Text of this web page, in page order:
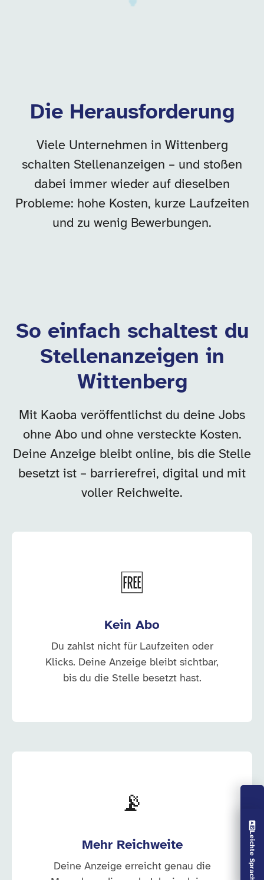
Vorlesen aus
Leichte Sprache aus
Die Herausforderung
Viele Unternehmen in Wittenberg
schalten Stellenanzeigen – und stoßen
dabei immer wieder auf dieselben
Probleme: hohe Kosten, kurze Laufzeiten
und zu wenig Bewerbungen.
So einfach schaltest du
Stellenanzeigen in
Wittenberg
Mit Kaoba veröffentlichst du deine Jobs
ohne Abo und ohne versteckte Kosten.
Deine Anzeige bleibt online, bis die Stelle
besetzt ist – barrierefrei, digital und mit
voller Reichweite.
🆓
Kein Abo
Du zahlst nicht für Laufzeiten oder
Klicks. Deine Anzeige bleibt sichtbar,
bis du die Stelle besetzt hast.
📡
Mehr Reichweite
Deine Anzeige erreicht genau die